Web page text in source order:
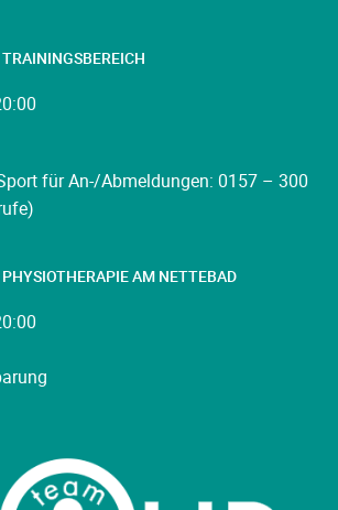
für An-/Abmeldungen: 0157 – 300
AM NETTEBAD